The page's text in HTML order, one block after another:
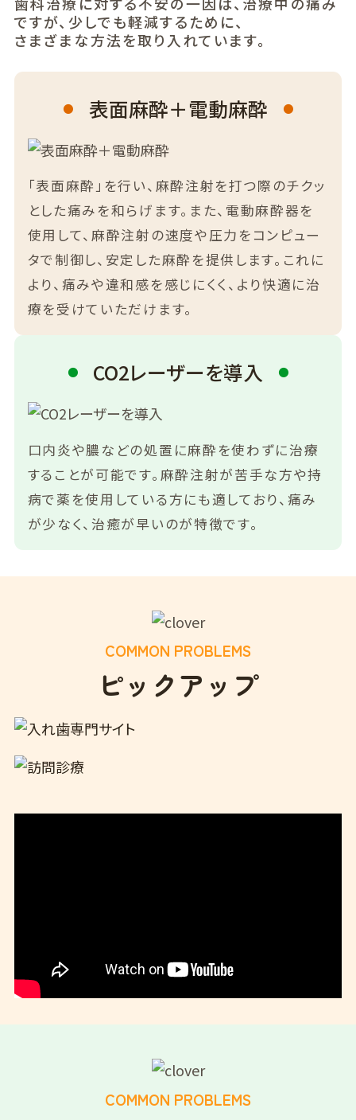
ですが、少しでも軽減するために、
さまざまな方法を取り入れています。
表面麻酔＋電動麻酔
「表面麻酔」を行い、麻酔注射を打つ際のチクッ
とした痛みを和らげます。また、電動麻酔器を
使用して、麻酔注射の速度や圧力をコンピュー
タで制御し、安定した麻酔を提供します。これに
より、痛みや違和感を感じにくく、より快適に治
療を受けていただけます。
CO2レーザーを導入
口内炎や膿などの処置に麻酔を使わずに治療
することが可能です。麻酔注射が苦手な方や持
病で薬を使用している方にも適しており、痛み
が少なく、治癒が早いのが特徴です。
COMMON PROBLEMS
ピックアップ
COMMON PROBLEMS